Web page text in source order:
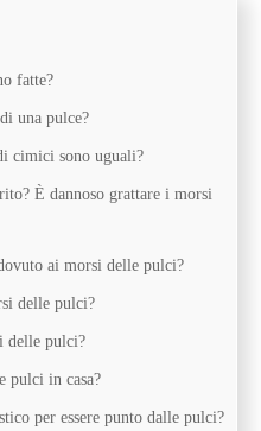
fatte?
una pulce?
cimici sono uguali?
È dannoso grattare i morsi
ai morsi delle pulci?
delle pulci?
delle pulci?
pulci in casa?
per essere punto dalle pulci?